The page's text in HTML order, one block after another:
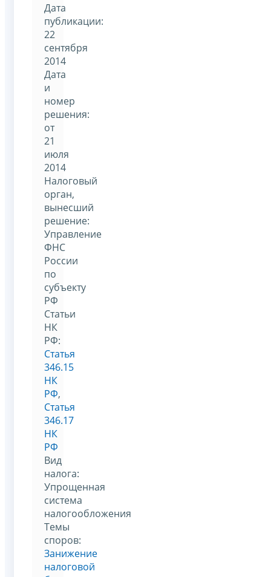
Дата
публикации:
22
сентября
2014
Дата
и
номер
решения:
от
21
июля
2014
Налоговый
орган,
вынесший
решение:
Управление
ФНС
России
по
субъекту
РФ
Статьи
НК
РФ:
Статья
346.15
НК
РФ,
Статья
346.17
НК
РФ
Вид
налога:
Упрощенная
система
налогообложения
Темы
споров:
Занижение
налоговой